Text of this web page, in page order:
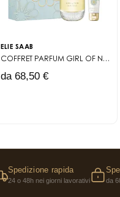
ELIE SAAB
COFFRET PARFUM GIRL OF NOW
da 68,50 €
Spedizione rapida
24 o 48h nei giorni lavorativi da